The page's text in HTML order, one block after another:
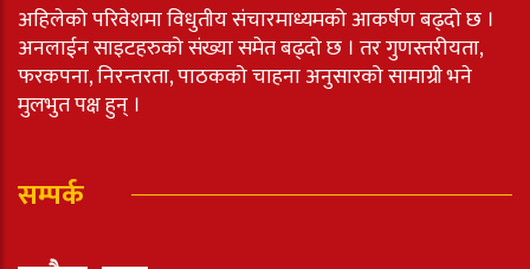
अहिलेको परिवेशमा विधुतीय संचारमाध्यमको आकर्षण बढ्दो छ ।
अनलाईन साइटहरुको संख्या समेत बढ्दो छ । तर गुणस्तरीयता,
फरकपना, निरन्तरता, पाठकको चाहना अनुसारको सामाग्री भने
मुलभुत पक्ष हुन् ।
सम्पर्क